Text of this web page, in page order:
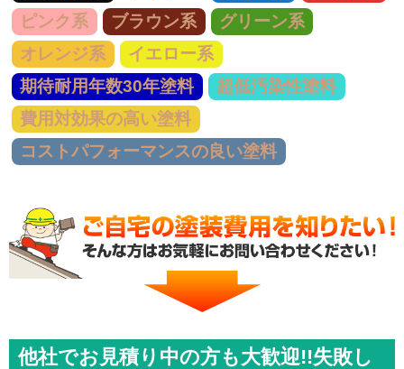
ピンク系
ブラウン系
グリーン系
オレンジ系
イエロー系
期待耐用年数30年塗料
超低汚染性塗料
費用対効果の高い塗料
コストパフォーマンスの良い塗料
他社でお見積り中の方も大歓迎!!失敗し